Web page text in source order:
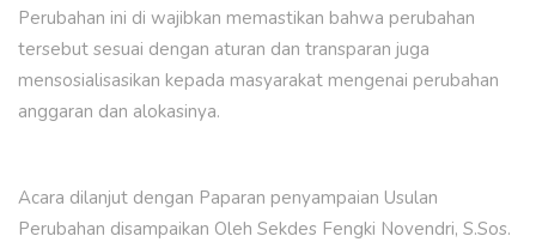
Perubahan ini di wajibkan memastikan bahwa perubahan
tersebut sesuai dengan aturan dan transparan juga
mensosialisasikan kepada masyarakat mengenai perubahan
anggaran dan alokasinya.
Acara dilanjut dengan Paparan penyampaian Usulan
Perubahan disampaikan Oleh Sekdes Fengki Novendri, S.Sos.